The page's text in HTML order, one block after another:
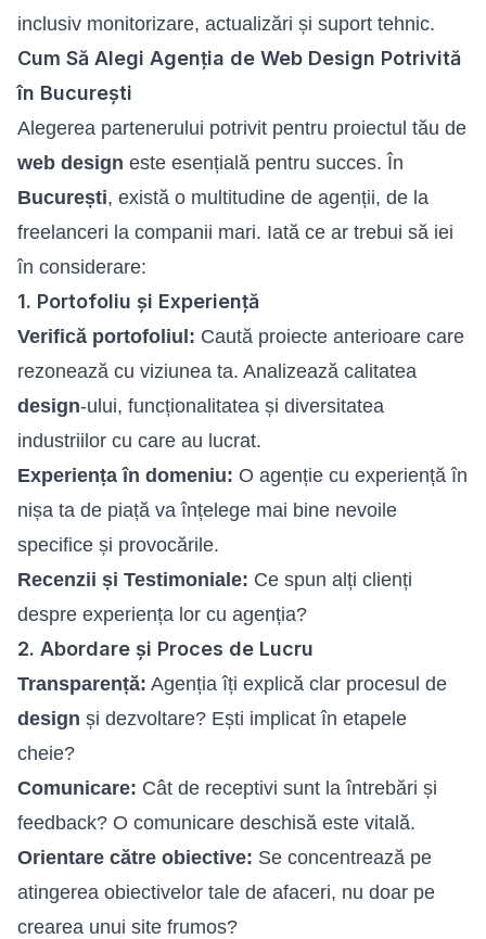
inclusiv monitorizare, actualizări și suport tehnic.
Cum Să Alegi Agenția de Web Design Potrivită
în București
Alegerea partenerului potrivit pentru proiectul tău de
web design este esențială pentru succes. În
București, există o multitudine de agenții, de la
freelanceri la companii mari. Iată ce ar trebui să iei
în considerare:
1. Portofoliu și Experiență
Verifică portofoliul: Caută proiecte anterioare care
rezonează cu viziunea ta. Analizează calitatea
design-ului, funcționalitatea și diversitatea
industriilor cu care au lucrat.
Experiența în domeniu: O agenție cu experiență în
nișa ta de piață va înțelege mai bine nevoile
specifice și provocările.
Recenzii și Testimoniale: Ce spun alți clienți
despre experiența lor cu agenția?
2. Abordare și Proces de Lucru
Transparență: Agenția îți explică clar procesul de
design și dezvoltare? Ești implicat în etapele
cheie?
Comunicare: Cât de receptivi sunt la întrebări și
feedback? O comunicare deschisă este vitală.
Orientare către obiective: Se concentrează pe
atingerea obiectivelor tale de afaceri, nu doar pe
crearea unui site frumos?